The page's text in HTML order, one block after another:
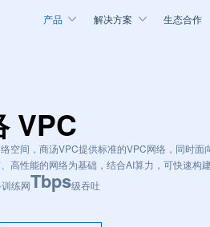
产品 解决方案 生态合作
VPC
空间，商汤VPC提供标准的VPC网络，同时面
高性能的网络为基础，结合AI算力，可快速构
训练网Tbps级吞吐